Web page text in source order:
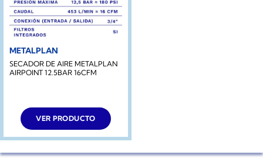
METALPLAN
SECADOR DE AIRE METALPLAN
AIRPOINT 12.5BAR 16CFM
VER PRODUCTO